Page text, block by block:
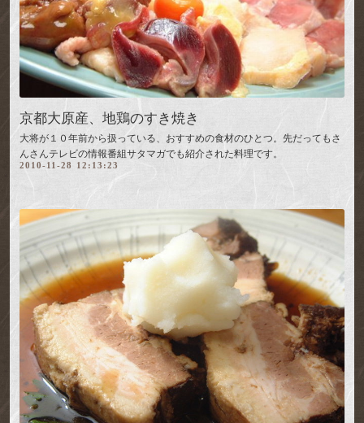
京都大原産、地鶏のすき焼き
大将が１０年前から扱っている、おすすめの食材のひとつ。先だってもさ
んさんテレビの情報番組サタマガでも紹介された料理です。
2010-11-28 12:13:23